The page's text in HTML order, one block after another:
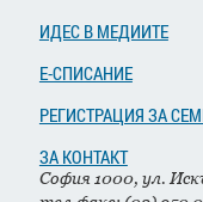
ИДЕС В МЕДИИТЕ
Е-СПИСАНИЕ
РЕГИСТРАЦИЯ ЗА
ЗА КОНТАКТ
София 1000, ул.